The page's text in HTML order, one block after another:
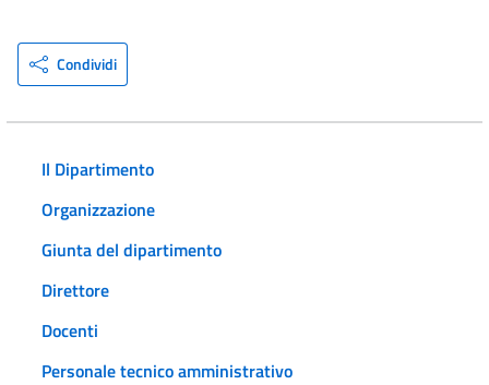
Condividi
Il Dipartimento
Organizzazione
Giunta del dipartimento
Direttore
Docenti
Personale tecnico amministrativo